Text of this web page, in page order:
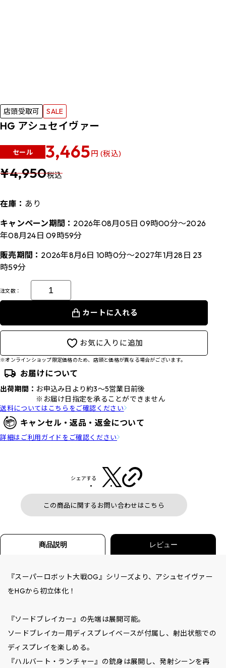
店頭受取可 SALE
HG アシュセイヴァー
セール 3,465円 (税込)
¥4,950税込
在庫： あり
キャンペーン期間： 2026年08月05日 09時00分～2026
年08月24日 09時59分
販売期間： 2026年8月6日 10時0分～2027年1月28日 23
時59分
注文数：
カートに入れる
お気に入りに追加
※オンラインショップ限定価格のため、店頭と価格が異なる場合がございます。
お届けについて
出荷期間： お申込み日より約3～5営業日前後
※お届け日指定を承ることができません
送料についてはこちらをご確認ください
キャンセル・返品・返金について
詳細はご利用ガイドをご確認ください
シェアする
この商品に関するお問い合わせはこちら
商品説明 レビュー
『スーパーロボット大戦OG』シリーズより、アシュセイヴァー
をHGから初立体化！
『ソードブレイカー』の先端は展開可能。
ソードブレイカー用ディスプレイベースが付属し、射出状態での
ディスプレイを楽しめる。
『ハルバート・ランチャー』の銃身は展開し、発射シーンを再